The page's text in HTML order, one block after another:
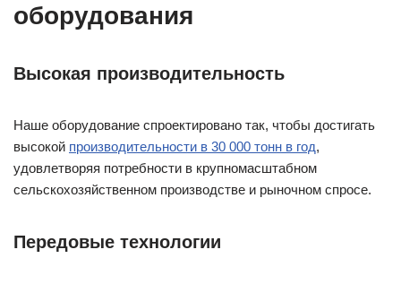
оборудования
Высокая производительность
Наше оборудование спроектировано так, чтобы достигать
высокой производительности в 30 000 тонн в год,
удовлетворяя потребности в крупномасштабном
сельскохозяйственном производстве и рыночном спросе.
Передовые технологии